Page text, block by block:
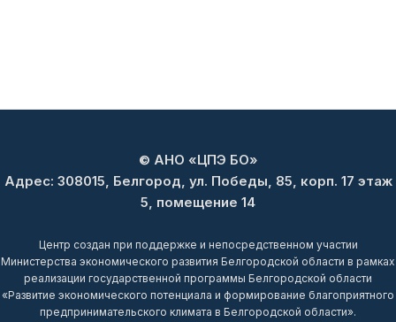
© АНО «ЦПЭ БО»
Адрес: 308015, Белгород, ул. Победы, 85, корп. 17 этаж
5, помещение 14
Центр создан при поддержке и непосредственном участии
Министерства экономического развития Белгородской области в рамках
реализации государственной программы Белгородской области
«Развитие экономического потенциала и формирование благоприятного
предпринимательского климата в Белгородской области».